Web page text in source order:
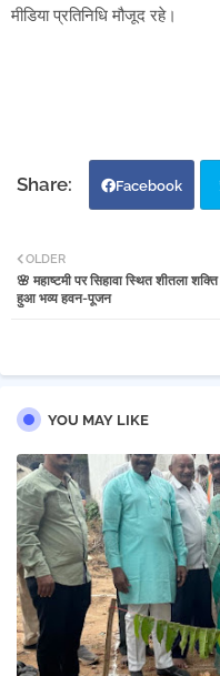
मीडिया प्रतिनिधि मौजूद रहे।
Facebook
OLDER
🌸 महाष्टमी पर सिहावा स्थित शीतला शक्ति
हुआ भव्य हवन-पूजन
YOU MAY LIKE